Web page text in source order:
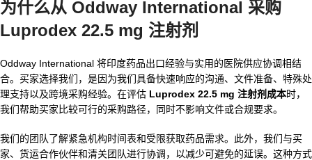
为什么从 Oddway International 采购
Luprodex 22.5 mg 注射剂
Oddway International 将印度药品出口经验与实用的医院供应协调相结
合。买家选择我们，是因为我们具备快速响应的沟通、文件准备、特殊处
理支持以及跨境采购经验。在评估 Luprodex 22.5 mg 注射剂成本时，
我们帮助买家比较可行的采购路径，同时不影响文件或合规要求。
我们的团队了解紧急机构时间表和受限获取药品需求。此外，我们与买
家、货运合作伙伴和清关团队进行协调，以减少可避免的延误。这种方式